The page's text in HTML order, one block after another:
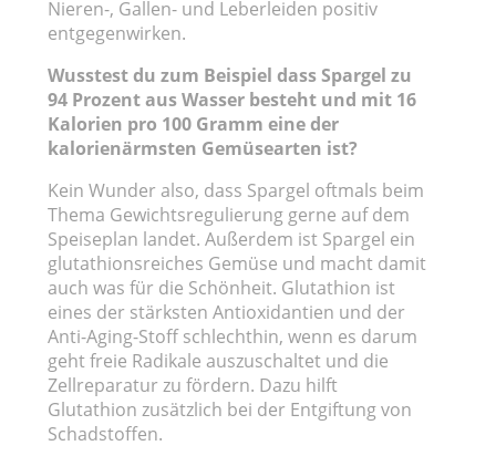
Nieren-, Gallen- und Leberleiden positiv
entgegenwirken.
Wusstest du zum Beispiel dass Spargel zu
94 Prozent aus Wasser besteht und mit 16
Kalorien pro 100 Gramm eine der
kalorienärmsten Gemüsearten ist?
Kein Wunder also, dass Spargel oftmals beim
Thema Gewichtsregulierung gerne auf dem
Speiseplan landet. Außerdem ist Spargel ein
glutathionsreiches Gemüse und macht damit
auch was für die Schönheit. Glutathion ist
eines der stärksten Antioxidantien und der
Anti-Aging-Stoff schlechthin, wenn es darum
geht freie Radikale auszuschaltet und die
Zellreparatur zu fördern. Dazu hilft
Glutathion zusätzlich bei der Entgiftung von
Schadstoffen.